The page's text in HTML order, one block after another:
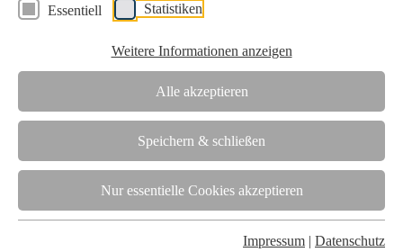
Essentiell Statistiken
Weitere Informationen anzeigen
Alle akzeptieren
Speichern & schließen
Nur essentielle Cookies akzeptieren
Impressum | Datenschutz
Verein
Wir unterstützen die Interessen der Holzbranche in enger
Zusammenarbeit mit Wissenschaft und Wirtschaft.
Die Holzforschung Austria ist akkreditierte Prüf-, Inspektions- und
Team
Unsere gesamte Kompetenz ist in unseren Mitarbeiter:innen
gebündelt